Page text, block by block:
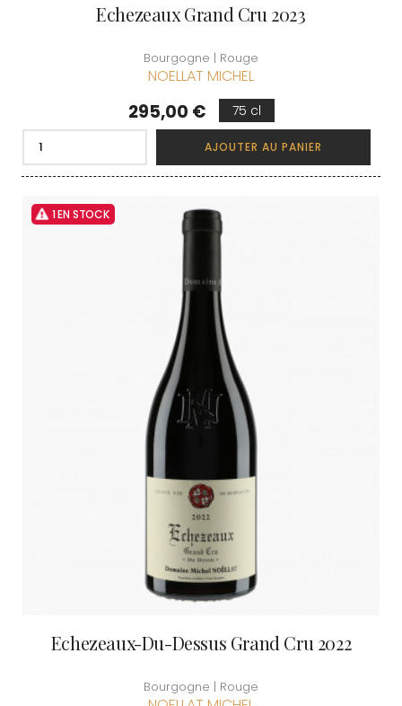
Echezeaux Grand Cru 2023
Bourgogne | Rouge
NOELLAT MICHEL
Prix
295,00 € 75 cl
AJOUTER AU PANIER
1 EN STOCK
Echezeaux-Du-Dessus Grand Cru 2022
Bourgogne | Rouge